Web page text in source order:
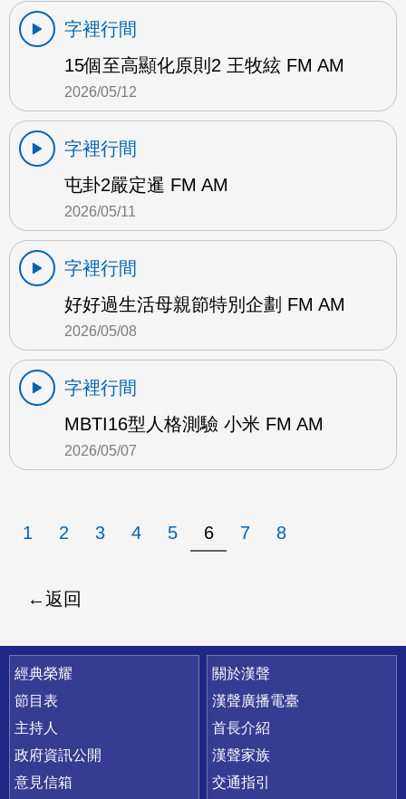
字裡行間
15個至高顯化原則2 王牧絃 FM AM
2026/05/12
字裡行間
屯卦2嚴定暹 FM AM
2026/05/11
字裡行間
好好過生活母親節特別企劃 FM AM
2026/05/08
字裡行間
MBTI16型人格測驗 小米 FM AM
2026/05/07
1 2 3 4 5 6 7 8
返回
快速連結
經典榮耀
節目表
主持人
政府資訊公開
意見信箱
關於漢聲
漢聲廣播電臺
首長介紹
漢聲家族
交通指引